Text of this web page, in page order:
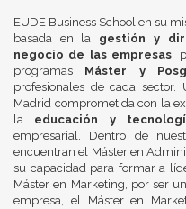
EUDE Business School en su
basada en la gestión y
negocio de las empresas,
programas Máster y
profesionales de cada
Madrid comprometida con la
la educación y
empresarial. Dentro de
encuentran el Máster en
su capacidad para formar a
Máster en Marketing, por ser
empresa, el Máster en